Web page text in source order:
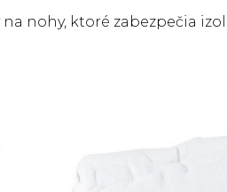
nohy, ktoré zabezpečia